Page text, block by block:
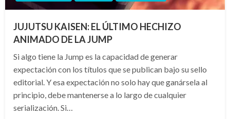
JUJUTSU KAISEN: EL ÚLTIMO HECHIZO
ANIMADO DE LA JUMP
Si algo tiene la Jump es la capacidad de generar
expectación con los títulos que se publican bajo su sello
editorial. Y esa expectación no solo hay que ganársela al
principio, debe mantenerse a lo largo de cualquier
serialización. Si…